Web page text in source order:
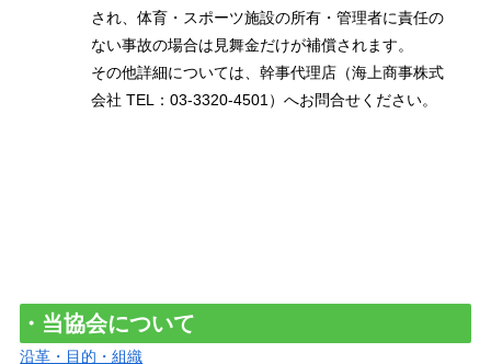
され、体育・スポーツ施設の所有・管理者に責任の
ない事故の場合は見舞金だけが補償されます。
その他詳細については、幹事代理店（海上商事株式
会社 TEL：03-3320-4501）へお問合せください。
・当協会について
沿革・目的・組織